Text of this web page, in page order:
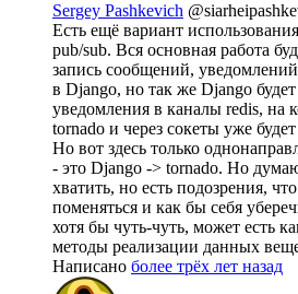
Sergey Pashkevich
Есть ещё вариант
pub/sub. Вся основная работа
запись сообщений,
в Django, но так же Django будет
уведомления в каналы redis, на
tornado и через сокеты уже
Но вот здесь только
- это Django -> tornado. Но
хватить, но есть подозрения,
поменяться и как бы себя
хотя бы чуть-чуть, может есть
методы реализации данных
Написано более трёх лет назад